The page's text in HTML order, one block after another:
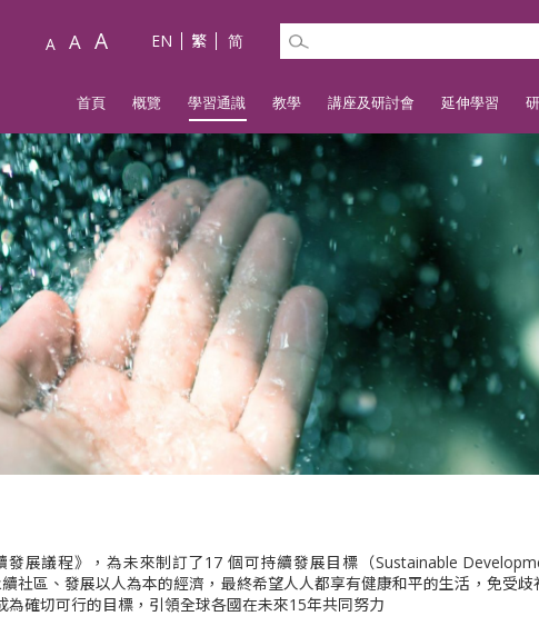
A A A 繁
EN 简
首頁 概覽 學習通識 教學 講座及研討會 延伸學習
展議程》，為未來制訂了17 個可持續發展目標（Sustainable
社區、發展以人為本的經濟，最終希望人人都享有健康和平的生活，免受歧
確切可行的目標，引領全球各國在未來15年共同努力